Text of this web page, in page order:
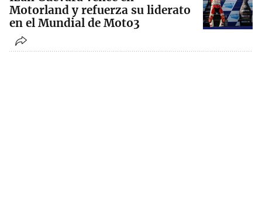
Motorland y refuerza su liderato
en el Mundial de Moto3